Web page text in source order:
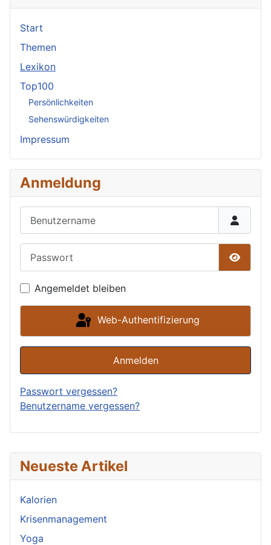
Neueste Artikel
Kalorien
Krisenmanagement
Yoga
Start
Themen
Lexikon
Top100
Persönlichkeiten
Sehenswürdigkeiten
Impressum
Anmeldung
Angemeldet bleiben
Web-Authentifizierung
Anmelden
Passwort vergessen?
Benutzername vergessen?